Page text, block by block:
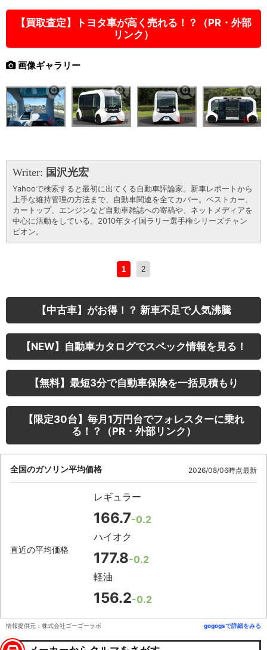
【買取査定】トヨタ車が高く売れる！？（PR・外部
リンク）
画像ギャラリー
Writer: 国沢光宏
Yahooで検索すると最初に出てくる自動車評論家。新車レポートから
上手な維持管理の方法まで、自動車関連を全てカバー。ベストカー、
カートップ、エンジンなど自動車雑誌への寄稿や、ネットメディアを
中心に活動をしている。2010年タイ国ラリー選手権シリーズチャン
ピオン。
1 2
【中古車】がお得！？ 新車不足で人気沸騰
【NEW】自動車カタログでスペック情報を見る！
【無料】最短3分で自動車保険を一括見積もり
【限定30台】毎月1万円台でフォレスターに乗れ
る！？（PR・外部リンク）
全国のガソリン平均価格 2026/08/06時点最新
直近の平均価格
レギュラー
166.7-0.2
ハイオク
177.8-0.2
軽油
156.2-0.2
情報提供元：株式会社ゴーゴーラボ gogogsで詳細をみる